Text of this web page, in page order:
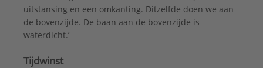
uitstansing en een omkanting. Ditzelfde doen we aan
de bovenzijde. De baan aan de bovenzijde is
waterdicht.’
Tijdwinst